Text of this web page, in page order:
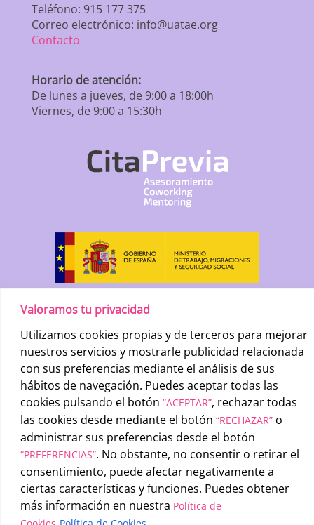
Valoramos tu privacidad
Utilizamos cookies propias y de terceros para mejorar
nuestros servicios y mostrarle publicidad relacionada
con sus preferencias mediante el análisis de sus
hábitos de navegación. Puedes aceptar todas las
cookies pulsando el botón “ACEPTAR”, rechazar todas
las cookies desde mediante el botón “RECHAZAR” o
administrar sus preferencias desde el botón
“PREFERENCIAS”. No obstante, no consentir o retirar el
consentimiento, puede afectar negativamente a
ciertas características y funciones. Puedes obtener
más información en nuestra Política de
Teléfono: 915 177 375
Correo electrónico: info@uatae.org
Contacto
Horario de atención:
De lunes a jueves, de 9:00 a 18:00h
Viernes, de 9:00 a 15:30h
UATAE2026 © |Condiciones generales de uso -Política de
privacidad-Política de cookies